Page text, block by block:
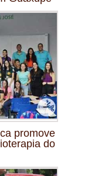
promove
do